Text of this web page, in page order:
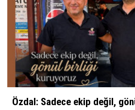
Özdal: Sadece ekip değil,